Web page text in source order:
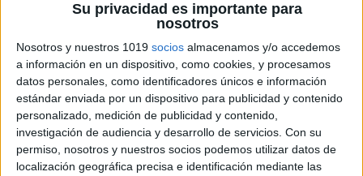
Su privacidad es importante para
nosotros
Nosotros y nuestros 1019 socios almacenamos y/o accedemos
a información en un dispositivo, como cookies, y procesamos
datos personales, como identificadores únicos e información
estándar enviada por un dispositivo para publicidad y contenido
personalizado, medición de publicidad y contenido,
investigación de audiencia y desarrollo de servicios. Con su
permiso, nosotros y nuestros socios podemos utilizar datos de
localización geográfica precisa e identificación mediante las